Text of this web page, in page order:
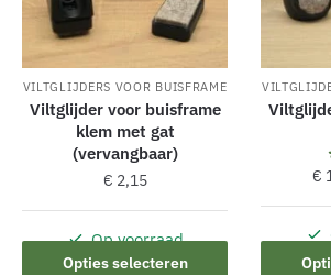
optie
kan
gekozen
worden
op
de
productpagina
VILTGLIJDERS VOOR BUISFRAME
Viltglijder voor buisframe
klem met gat
(vervangbaar)
€ 2,15
Op voorraad
Opties selecteren
Dit
€